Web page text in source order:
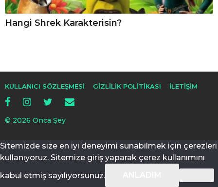
Hangi Shrek Karakterisin?
KULLANICI SÖZLEŞMESI GIZLILIK POLITIKASI İLETIŞIM
© 2026 Onca Şey
Sitemizde size en iyi deneyimi sunabilmek için çerezleri
kullanıyoruz. Sitemize giriş yaparak çerez kullanımını
kabul etmiş sayılıyorsunuz.